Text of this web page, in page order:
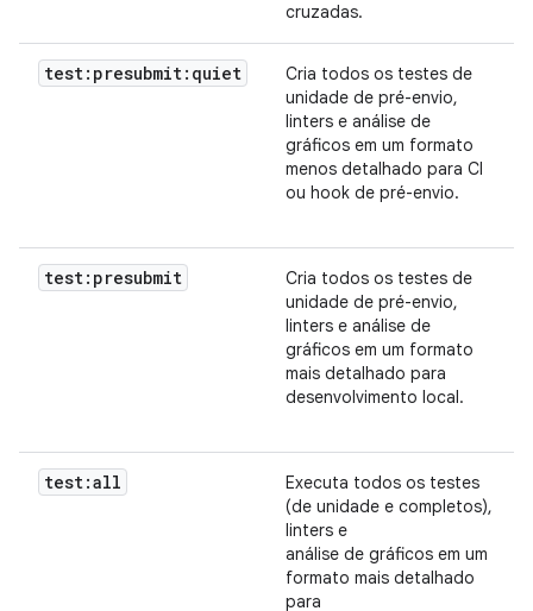
cruzadas.
test:presubmit:quiet
Cria todos os testes de
unidade de pré-envio,
linters e análise de
gráficos em um formato
menos detalhado para CI
ou hook de pré-envio.
test:presubmit
Cria todos os testes de
unidade de pré-envio,
linters e análise de
gráficos em um formato
mais detalhado para
desenvolvimento local.
test:all
Executa todos os testes
(de unidade e completos),
linters e
análise de gráficos em um
formato mais detalhado
para